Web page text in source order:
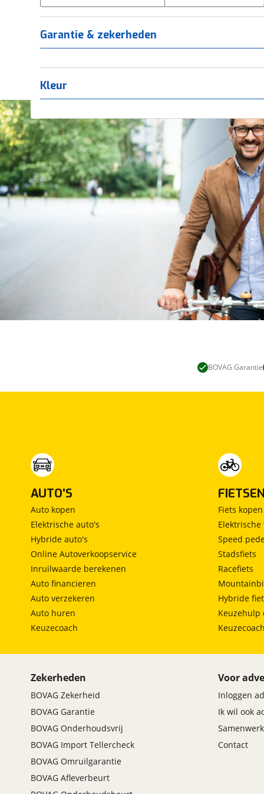
Tica
Garantie & zekerheden
Kleur
BOVAG Garantie
AUTO'S
Auto kopen
Elektrische auto's
Hybride auto's
Online Autoverkoopservice
Inruilwaarde berekenen
Auto financieren
Auto verzekeren
Auto huren
Keuzecoach
FIETSEN
Fiets kopen
Elektrische
Speed
Stadsfiets
Racefiets
Hybride
Keuzehulp
Keuzecoach
Zekerheden
BOVAG Zekerheid
BOVAG Garantie
BOVAG Onderhoudsvrij
BOVAG Import Tellercheck
BOVAG Omruilgarantie
BOVAG Afleverbeurt
Voor
Inloggen
Ik wil ook
Contact